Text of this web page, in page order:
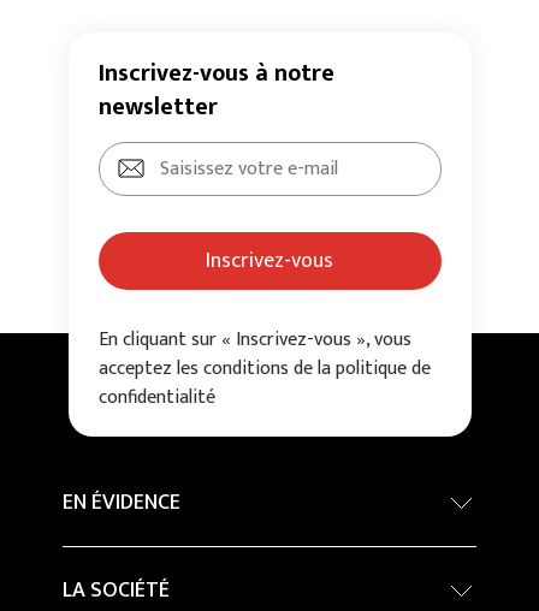
Inscrivez-vous à notre
newsletter
Inscrivez-vous
En cliquant sur « Inscrivez-vous », vous
acceptez les conditions de la politique de
confidentialité
EN ÉVIDENCE
Prix
LA SOCIÉTÉ